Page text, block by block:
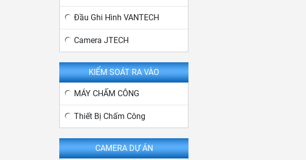
Đầu Ghi Hình VANTECH
Camera JTECH
KIỂM SOÁT RA VÀO
MÁY CHẤM CÔNG
Thiết Bị Chấm Công
CAMERA DỰ ÁN